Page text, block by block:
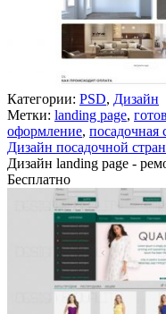
Категории: PSD, Дизайн
Метки: landing page,
оформление, посадочная
Дизайн посадочной
Дизайн landing page -
Бесплатно